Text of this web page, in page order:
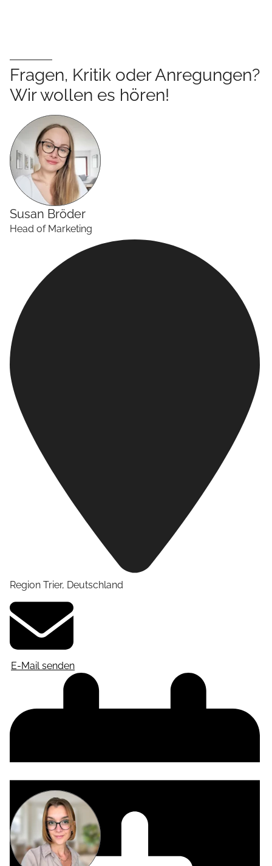
Fragen, Kritik oder Anregungen?
Wir wollen es hören!
Susan Bröder
Head of Marketing
Region Trier, Deutschland
E-Mail senden